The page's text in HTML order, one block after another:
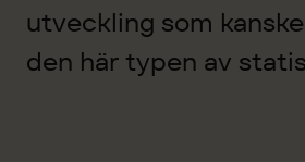
utveckling som
den här typen av